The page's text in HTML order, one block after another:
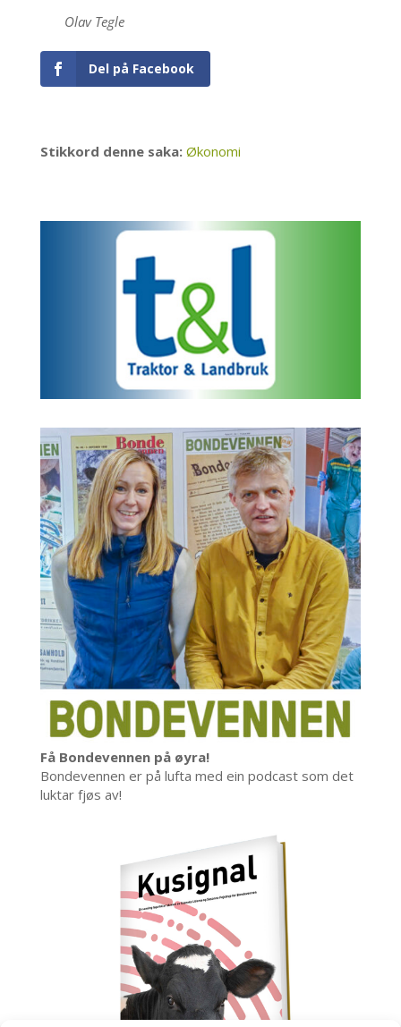
Olav Tegle
Del på Facebook
Stikkord denne saka: Økonomi
Få Bondevennen på øyra!
Bondevennen er på lufta med ein podcast som det
luktar fjøs av!